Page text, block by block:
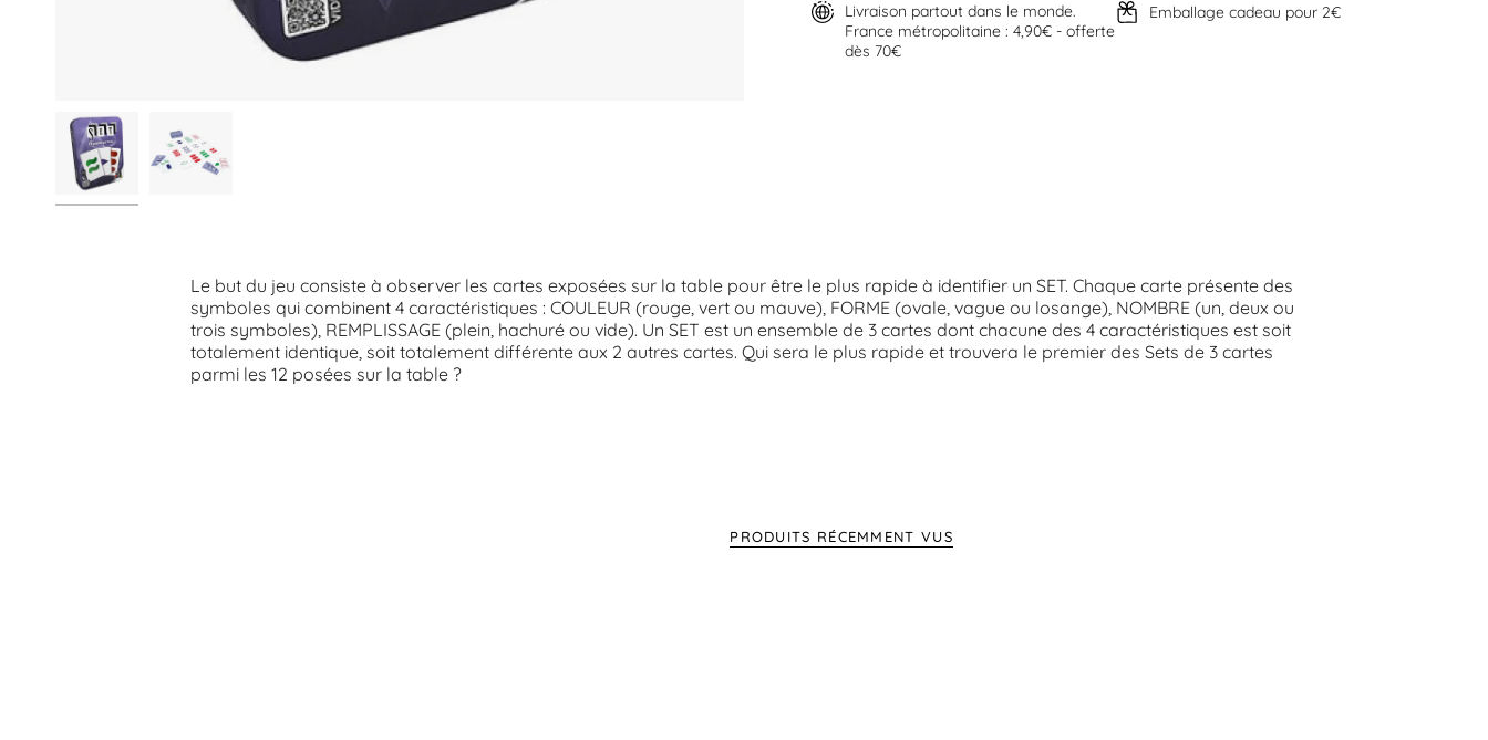
Livraison partout dans le monde.
France métropolitaine : 4,90€ - offerte
dès 70€
Emballage cadeau pour 2€
Le but du jeu consiste à observer les cartes exposées sur la table pour être le plus rapide à identifier un SET. Chaque carte présente des
symboles qui combinent 4 caractéristiques : COULEUR (rouge, vert ou mauve), FORME (ovale, vague ou losange), NOMBRE (un, deux ou
trois symboles), REMPLISSAGE (plein, hachuré ou vide). Un SET est un ensemble de 3 cartes dont chacune des 4 caractéristiques est soit
totalement identique, soit totalement différente aux 2 autres cartes. Qui sera le plus rapide et trouvera le premier des Sets de 3 cartes
parmi les 12 posées sur la table ?
PRODUITS RÉCEMMENT VUS